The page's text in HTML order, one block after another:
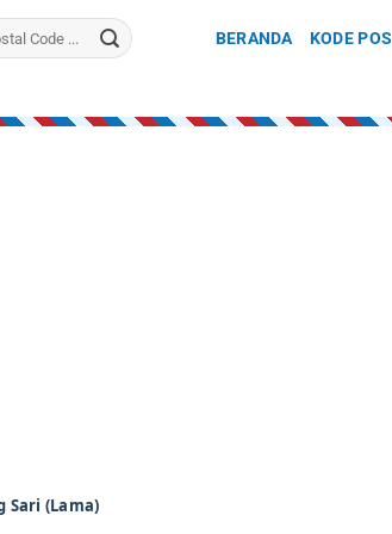
BERANDA KODE POS
Sari (Lama)